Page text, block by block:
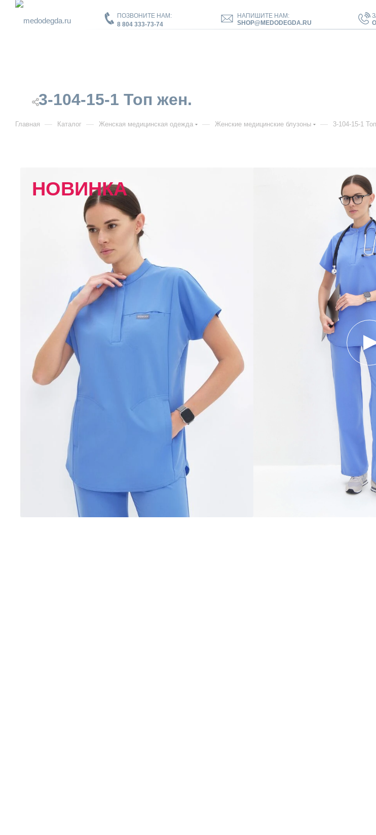
ПОЗВОНИТЕ НАМ:
8 804 333-73-74
НАПИШИТЕ НАМ:
SHOP@MEDODEGDA.RU
3-104-15-1 Топ жен.
Главная — Каталог — Женская медицинская одежда — Женские медицинские блузоны — 3-104-15-1
НОВИНКА